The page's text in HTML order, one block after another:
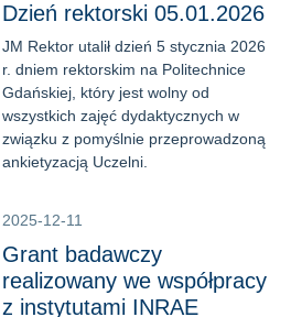
Dzień rektorski 05.01.2026
JM Rektor utalił dzień 5 stycznia 2026
r. dniem rektorskim na Politechnice
Gdańskiej, który jest wolny od
wszystkich zajęć dydaktycznych w
związku z pomyślnie przeprowadzoną
ankietyzacją Uczelni.
2025-12-11
Grant badawczy
realizowany we współpracy
z instytutami INRAE